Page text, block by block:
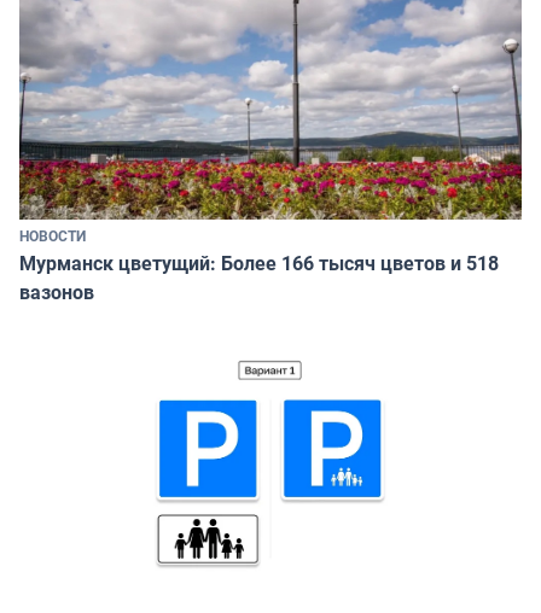
НОВОСТИ
Мурманск цветущий: Более 166 тысяч цветов и 518
вазонов